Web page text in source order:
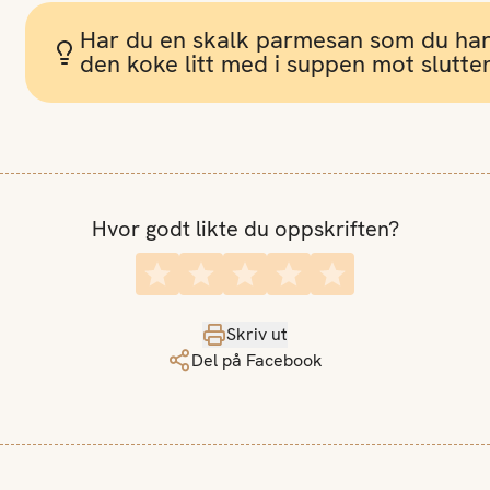
Har du en skalk parmesan som du
den koke litt med i suppen mot
Hvor godt likte du oppskriften?
Skriv ut
Del på Facebook